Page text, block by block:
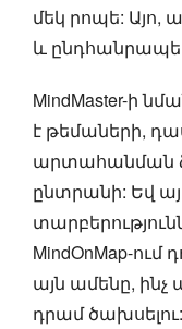
մեկ րոպե: Այո,
և
MindMaster-ի
է թեմաների,
արտահանման
ընտրանի: Եվ
MindOnMap-
այն ամենը,
դրամ